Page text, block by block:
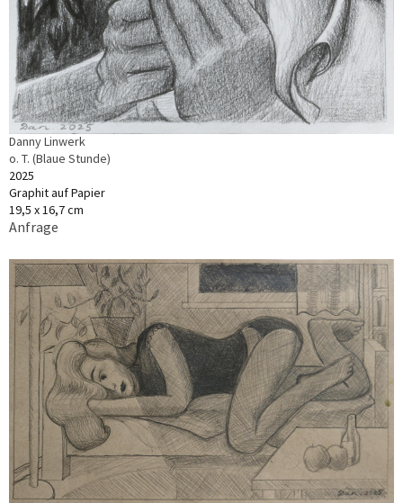
Danny Linwerk
o. T. (Blaue Stunde)
2025
Graphit auf Papier
19,5 x 16,7 cm
Anfrage